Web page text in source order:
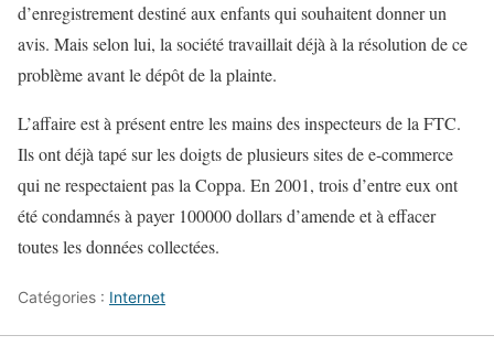
d’enregistrement destiné aux enfants qui souhaitent donner un
avis. Mais selon lui, la société travaillait déjà à la résolution de ce
problème avant le dépôt de la plainte.
L’affaire est à présent entre les mains des inspecteurs de la FTC.
Ils ont déjà tapé sur les doigts de plusieurs sites de e-commerce
qui ne respectaient pas la Coppa. En 2001, trois d’entre eux ont
été condamnés à payer 100000 dollars d’amende et à effacer
toutes les données collectées.
Catégories : Internet